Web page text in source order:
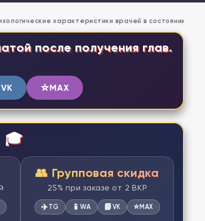
характеристики врачей в состоянии
после получения глав.
VK ⭐MAX
🎓
👥 Групповая скидка
25% при заказе от 2 ВКР
✈️TG 📱WA 📘 VK ⭐MAX